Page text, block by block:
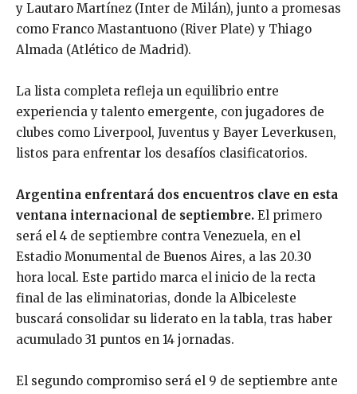
y Lautaro Martínez (Inter de Milán), junto a promesas
como Franco Mastantuono (River Plate) y Thiago
Almada (Atlético de Madrid).
La lista completa refleja un equilibrio entre
experiencia y talento emergente, con jugadores de
clubes como Liverpool, Juventus y Bayer Leverkusen,
listos para enfrentar los desafíos clasificatorios.
Argentina enfrentará dos encuentros clave en esta
ventana internacional de septiembre. El primero
será el 4 de septiembre contra Venezuela, en el
Estadio Monumental de Buenos Aires, a las 20.30
hora local. Este partido marca el inicio de la recta
final de las eliminatorias, donde la Albiceleste
buscará consolidar su liderato en la tabla, tras haber
acumulado 31 puntos en 14 jornadas.
El segundo compromiso será el 9 de septiembre ante